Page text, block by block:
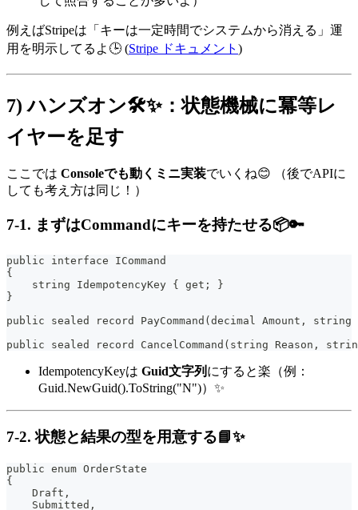
例えばStripeは「キーは一定時間でシステムから消える」運
用を明示してるよ🕒 (Stripe ドキュメント )
7) ハンズオン🛠️✨：状態機械に冪等レ
イヤーを足す
ここでは Consoleでも動くミニ実装でいくね😊 （後でAPIに
しても考え方は同じ！）
7-1. まずはCommandにキーを持たせる📦🔑
public interface ICommand
{
    string IdempotencyKey { get; }
}
public sealed record PayCommand(decimal Amount, string
public sealed record CancelCommand(string Reason,
IdempotencyKeyは Guid文字列 にすると楽（例：
Guid.NewGuid().ToString("N")）✨
7-2. 状態と結果の型を用意する📘✨
public enum OrderState
{
    Draft,
    Submitted,